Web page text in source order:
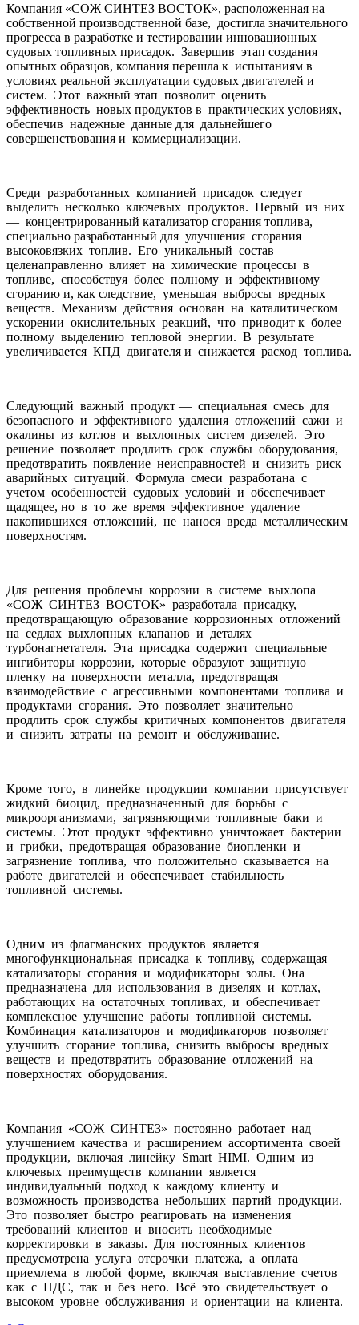
Компания «СОЖ СИНТЕЗ ВОСТОК», расположенная на
собственной производственной базе, достигла значительного
прогресса в разработке и тестировании инновационных
судовых топливных присадок. Завершив этап создания
опытных образцов, компания перешла к испытаниям в
условиях реальной эксплуатации судовых двигателей и
систем. Этот важный этап позволит оценить
эффективность новых продуктов в практических условиях,
обеспечив надежные данные для дальнейшего
совершенствования и коммерциализации.
Среди разработанных компанией присадок следует
выделить несколько ключевых продуктов. Первый из них
— концентрированный катализатор сгорания топлива,
специально разработанный для улучшения сгорания
высоковязких топлив. Его уникальный состав
целенаправленно влияет на химические процессы в
топливе, способствуя более полному и эффективному
сгоранию и, как следствие, уменьшая выбросы вредных
веществ. Механизм действия основан на каталитическом
ускорении окислительных реакций, что приводит к более
полному выделению тепловой энергии. В результате
увеличивается КПД двигателя и снижается расход топлива.
Следующий важный продукт — специальная смесь для
безопасного и эффективного удаления отложений сажи и
окалины из котлов и выхлопных систем дизелей. Это
решение позволяет продлить срок службы оборудования,
предотвратить появление неисправностей и снизить риск
аварийных ситуаций. Формула смеси разработана с
учетом особенностей судовых условий и обеспечивает
щадящее, но в то же время эффективное удаление
накопившихся отложений, не нанося вреда металлическим
поверхностям.
Для решения проблемы коррозии в системе выхлопа
«СОЖ СИНТЕЗ ВОСТОК» разработала присадку,
предотвращающую образование коррозионных отложений
на седлах выхлопных клапанов и деталях
турбонагнетателя. Эта присадка содержит специальные
ингибиторы коррозии, которые образуют защитную
пленку на поверхности металла, предотвращая
взаимодействие с агрессивными компонентами топлива и
продуктами сгорания. Это позволяет значительно
продлить срок службы критичных компонентов двигателя
и снизить затраты на ремонт и обслуживание.
Кроме того, в линейке продукции компании присутствует
жидкий биоцид, предназначенный для борьбы с
микроорганизмами, загрязняющими топливные баки и
системы. Этот продукт эффективно уничтожает бактерии
и грибки, предотвращая образование биопленки и
загрязнение топлива, что положительно сказывается на
работе двигателей и обеспечивает стабильность
топливной системы.
Одним из флагманских продуктов является
многофункциональная присадка к топливу, содержащая
катализаторы сгорания и модификаторы золы. Она
предназначена для использования в дизелях и котлах,
работающих на остаточных топливах, и обеспечивает
комплексное улучшение работы топливной системы.
Комбинация катализаторов и модификаторов позволяет
улучшить сгорание топлива, снизить выбросы вредных
веществ и предотвратить образование отложений на
поверхностях оборудования.
Компания «СОЖ СИНТЕЗ» постоянно работает над
улучшением качества и расширением ассортимента своей
продукции, включая линейку Smart HIMI. Одним из
ключевых преимуществ компании является
индивидуальный подход к каждому клиенту и
возможность производства небольших партий продукции.
Это позволяет быстро реагировать на изменения
требований клиентов и вносить необходимые
корректировки в заказы. Для постоянных клиентов
предусмотрена услуга отсрочки платежа, а оплата
приемлема в любой форме, включая выставление счетов
как с НДС, так и без него. Всё это свидетельствует о
высоком уровне обслуживания и ориентации на клиента.